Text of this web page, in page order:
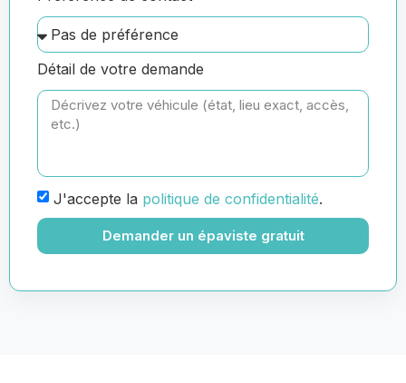
Détail de votre demande
J'accepte la politique de confidentialité.
Demander un épaviste gratuit